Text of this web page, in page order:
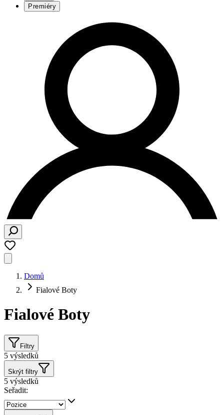
Premiéry
Domů
Fialové Boty
Fialové Boty
Filtry
5 výsledků
Skrýt filtry
5 výsledků
Seřadit: